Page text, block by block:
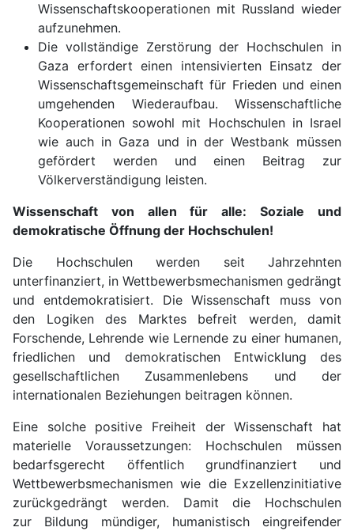
Wissenschaftskooperationen mit Russland wieder
aufzunehmen.
Die vollständige Zerstörung der Hochschulen in
Gaza erfordert einen intensivierten Einsatz der
Wissenschaftsgemeinschaft für Frieden und einen
umgehenden Wiederaufbau. Wissenschaftliche
Kooperationen sowohl mit Hochschulen in Israel
wie auch in Gaza und in der Westbank müssen
gefördert werden und einen Beitrag zur
Völkerverständigung leisten.
Wissenschaft von allen für alle: Soziale und
demokratische Öffnung der Hochschulen!
Die Hochschulen werden seit Jahrzehnten
unterfinanziert, in Wettbewerbsmechanismen gedrängt
und entdemokratisiert. Die Wissenschaft muss von
den Logiken des Marktes befreit werden, damit
Forschende, Lehrende wie Lernende zu einer humanen,
friedlichen und demokratischen Entwicklung des
gesellschaftlichen Zusammenlebens und der
internationalen Beziehungen beitragen können.
Eine solche positive Freiheit der Wissenschaft hat
materielle Voraussetzungen: Hochschulen müssen
bedarfsgerecht öffentlich grundfinanziert und
Wettbewerbsmechanismen wie die Exzellenzinitiative
zurückgedrängt werden. Damit die Hochschulen
zur Bildung mündiger, humanistisch eingreifender